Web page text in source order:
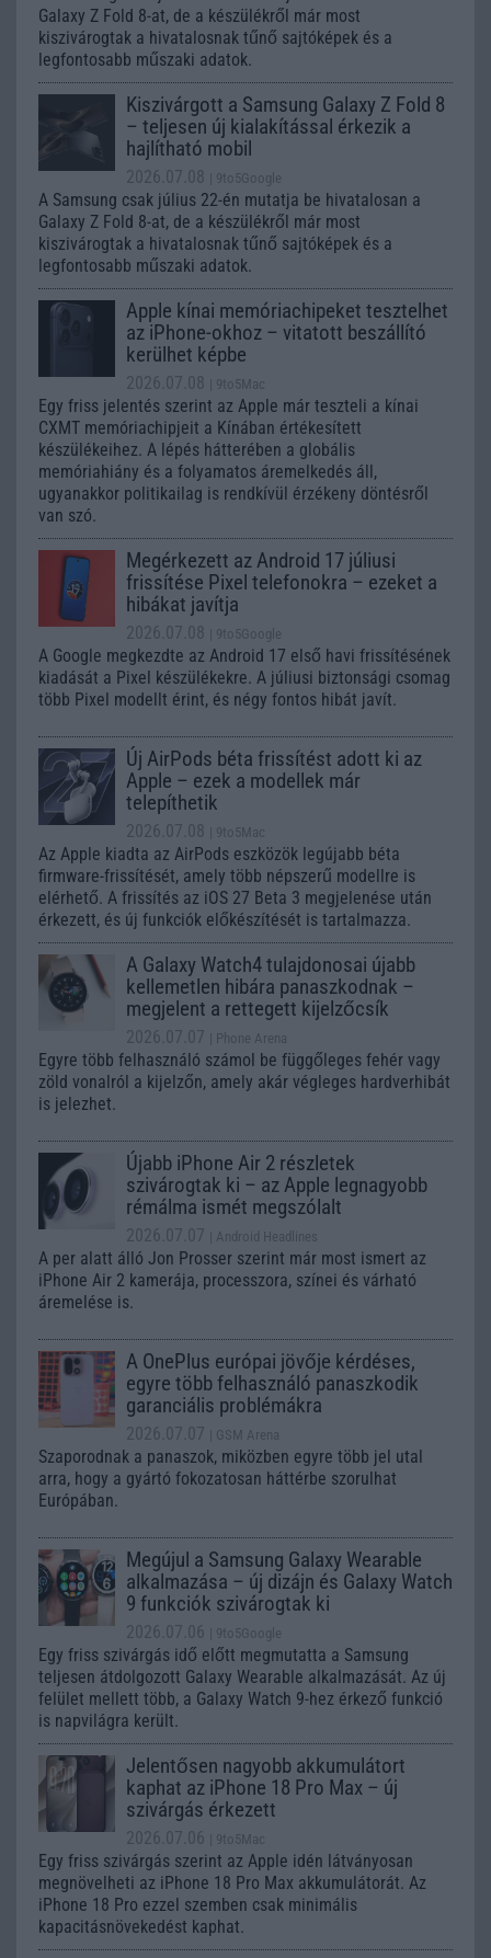
Galaxy Z Fold 8-at, de a készülékről már most
kiszivárogtak a hivatalosnak tűnő sajtóképek és a
legfontosabb műszaki adatok.
Kiszivárgott a Samsung Galaxy Z Fold 8
– teljesen új kialakítással érkezik a
hajlítható mobil
2026.07.08 | 9to5Google
A Samsung csak július 22-én mutatja be hivatalosan a
Galaxy Z Fold 8-at, de a készülékről már most
kiszivárogtak a hivatalosnak tűnő sajtóképek és a
legfontosabb műszaki adatok.
Apple kínai memóriachipeket tesztelhet
az iPhone-okhoz – vitatott beszállító
kerülhet képbe
2026.07.08 | 9to5Mac
Egy friss jelentés szerint az Apple már teszteli a kínai
CXMT memóriachipjeit a Kínában értékesített
készülékeihez. A lépés hátterében a globális
memóriahiány és a folyamatos áremelkedés áll,
ugyanakkor politikailag is rendkívül érzékeny döntésről
van szó.
Megérkezett az Android 17 júliusi
frissítése Pixel telefonokra – ezeket a
hibákat javítja
2026.07.08 | 9to5Google
A Google megkezdte az Android 17 első havi frissítésének
kiadását a Pixel készülékekre. A júliusi biztonsági csomag
több Pixel modellt érint, és négy fontos hibát javít.
Új AirPods béta frissítést adott ki az
Apple – ezek a modellek már
telepíthetik
2026.07.08 | 9to5Mac
Az Apple kiadta az AirPods eszközök legújabb béta
firmware-frissítését, amely több népszerű modellre is
elérhető. A frissítés az iOS 27 Beta 3 megjelenése után
érkezett, és új funkciók előkészítését is tartalmazza.
A Galaxy Watch4 tulajdonosai újabb
kellemetlen hibára panaszkodnak –
megjelent a rettegett kijelzőcsík
2026.07.07 | Phone Arena
Egyre több felhasználó számol be függőleges fehér vagy
zöld vonalról a kijelzőn, amely akár végleges hardverhibát
is jelezhet.
Újabb iPhone Air 2 részletek
szivárogtak ki – az Apple legnagyobb
rémálma ismét megszólalt
2026.07.07 | Android Headlines
A per alatt álló Jon Prosser szerint már most ismert az
iPhone Air 2 kamerája, processzora, színei és várható
áremelése is.
A OnePlus európai jövője kérdéses,
egyre több felhasználó panaszkodik
garanciális problémákra
2026.07.07 | GSM Arena
Szaporodnak a panaszok, miközben egyre több jel utal
arra, hogy a gyártó fokozatosan háttérbe szorulhat
Európában.
Megújul a Samsung Galaxy Wearable
alkalmazása – új dizájn és Galaxy Watch
9 funkciók szivárogtak ki
2026.07.06 | 9to5Google
Egy friss szivárgás idő előtt megmutatta a Samsung
teljesen átdolgozott Galaxy Wearable alkalmazását. Az új
felület mellett több, a Galaxy Watch 9-hez érkező funkció
is napvilágra került.
Jelentősen nagyobb akkumulátort
kaphat az iPhone 18 Pro Max – új
szivárgás érkezett
2026.07.06 | 9to5Mac
Egy friss szivárgás szerint az Apple idén látványosan
megnövelheti az iPhone 18 Pro Max akkumulátorát. Az
iPhone 18 Pro ezzel szemben csak minimális
kapacitásnövekedést kaphat.